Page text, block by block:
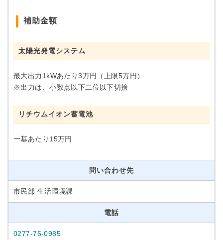
補助金額
太陽光発電システム
最大出力1kWあたり3万円（上限5万円）
※出力は、小数点以下二位以下切捨
リチウムイオン蓄電池
一基あたり15万円
問い合わせ先
市民部 生活環境課
電話
0277-76-0985